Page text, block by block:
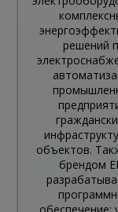
решений
объектов.
брендом